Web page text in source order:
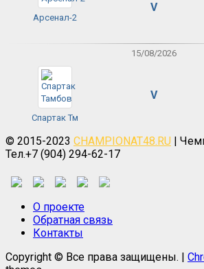
Арсенал-2
V
15/08/2026
Спартак Тм
V
© 2015-2023 CHAMPIONAT48.RU |
Тел.+7 (904) 294-62-17
О проекте
Обратная связь
Контакты
Copyright © Все права защищены.